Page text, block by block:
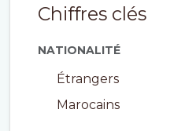
Chiffres clés
NATIONALITÉ
Étrangers
Marocains